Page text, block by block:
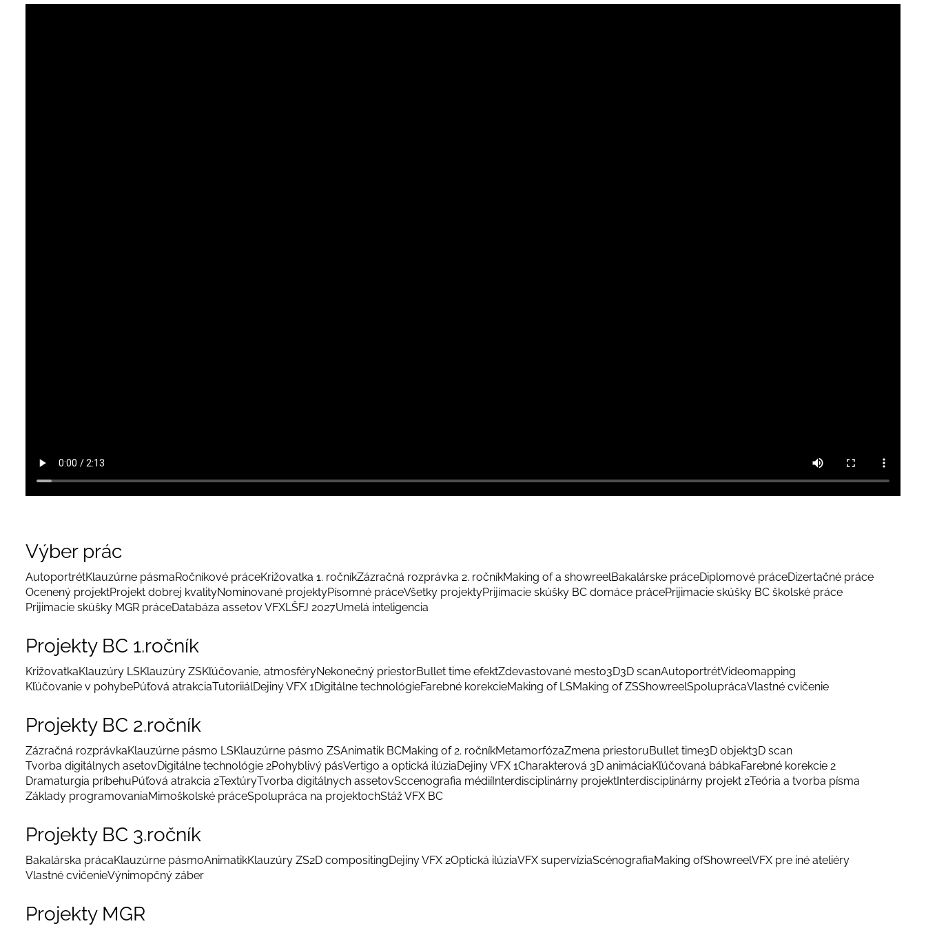
Výber prác
AutoportrétKlauzúrne pásmaRočníkové práceKrižovatka 1. ročníkZázračná rozprávka 2. ročníkMaking of a showreelBakalárske práceDiplomové práceDizertačné práce
Ocenený projektProjekt dobrej kvalityNominované projektyPísomné práceVšetky projektyPrijímacie skúšky BC domáce prácePrijimacie skúšky BC školské práce
Prijimacie skúšky MGR práceDatabáza assetov VFXLŠFJ 2027Umelá inteligencia
Projekty BC 1.ročník
KrižovatkaKlauzúry LSKlauzúry ZSKľúčovanie, atmosféryNekonečný priestorBullet time efektZdevastované mesto3D3D scanAutoportrétVideomapping
Kľúčovanie v pohybePúťová atrakciaTutoriiálDejiny VFX 1Digitálne technológieFarebné korekcieMaking of LSMaking of ZSShowreelSpoluprácaVlastné cvičenie
Projekty BC 2.ročník
Zázračná rozprávkaKlauzúrne pásmo LSKlauzúrne pásmo ZSAnimatik BCMaking of 2. ročníkMetamorfózaZmena priestoruBullet time3D objekt3D scan
Tvorba digitálnych asetovDigitálne technológie 2Pohyblivý pásVertigo a optická ilúziaDejiny VFX 1Charakterová 3D animáciaKľúčovaná bábkaFarebné korekcie 2
Dramaturgia príbehuPúťová atrakcia 2TextúryTvorba digitálnych assetovSccenografia médiíInterdisciplinárny projekt Interdisciplinárny projekt 2Teória a tvorba písma
Základy programovaniaMimoškolské práceSpolupráca na projektochStáž VFX BC
Projekty BC 3.ročník
Bakalárska prácaKlauzúrne pásmoAnimatikKlauzúry ZS2D compositingDejiny VFX 2Optická ilúziaVFX supervíziaScénografiaMaking ofShowreelVFX pre iné ateliéry
Vlastné cvičenieVýnimopčný záber
Projekty MGR